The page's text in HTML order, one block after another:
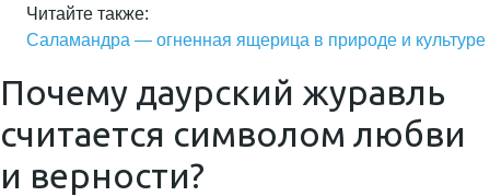
Читайте также:
Саламандра — огненная ящерица в природе и культуре
Почему даурский журавль
считается символом любви
и верности?